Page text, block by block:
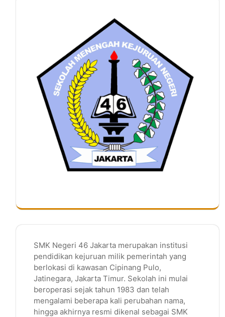
SMK Negeri 46 Jakarta merupakan institusi
pendidikan kejuruan milik pemerintah yang
berlokasi di kawasan Cipinang Pulo,
Jatinegara, Jakarta Timur. Sekolah ini mulai
beroperasi sejak tahun 1983 dan telah
mengalami beberapa kali perubahan nama,
hingga akhirnya resmi dikenal sebagai SMK